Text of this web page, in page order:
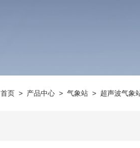
首页> 产品中心> 气象站> 超声波气象